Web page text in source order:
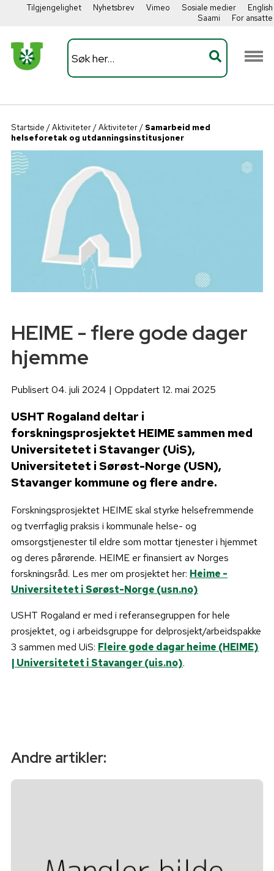
Tilgjengelighet Nyhetsbrev Vimeo Sosiale medier
English
Saami
For ansatte
Startside /Aktiviteter/Aktiviteter/ Samarbeid med
helseforetak og utdanningsinstitusjoner
HEIME - flere gode dager
hjemme
Publisert 04. juli 2024 | Oppdatert 12. mai 2025
USHT Rogaland deltar i
forskningsprosjektet HEIME sammen med
Universitetet i Stavanger (UiS),
Universitetet i Sørøst-Norge (USN),
Stavanger kommune og flere andre.
Forskningsprosjektet HEIME skal styrke helsefremmende
og tverrfaglig praksis i kommunale helse- og
omsorgstjenester til eldre som mottar tjenester i hjemmet
og deres pårørende. HEIME er finansiert av Norges
forskningsråd. Les mer om prosjektet her: Heime -
Universitetet i Sørøst-Norge (usn.no)
USHT Rogaland er med i referansegruppen for hele
prosjektet, og i arbeidsgruppe for delprosjekt/arbeidspakke
3 sammen med UiS: Fleire gode dagar heime (HEIME)
| Universitetet i Stavanger (uis.no).
Andre artikler: